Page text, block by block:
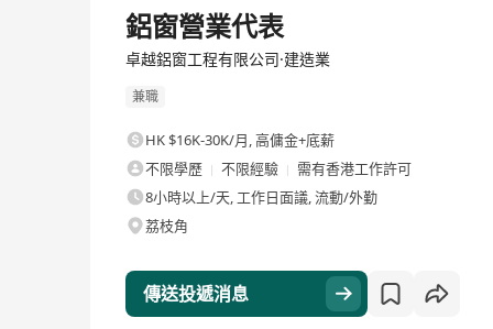
鋁窗營業代表
卓越鋁窗工程有限公司·建造業
兼職
HK $16K-30K/月,高傭金+底薪
不限學歷
不限經驗
需有香港工作許可
8小時以上/天, 工作日面議, 流動/外勤
荔枝角
傳送投遞消息